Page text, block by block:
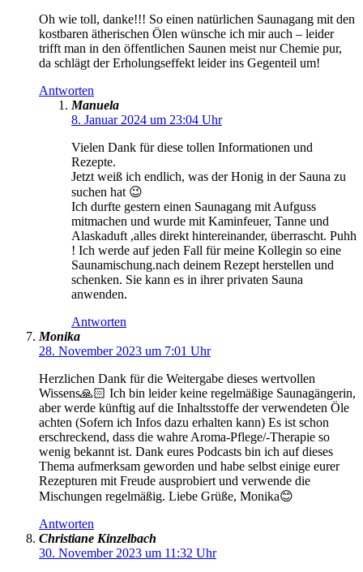
Oh wie toll, danke!!! So einen natürlichen Saunagang mit den
kostbaren ätherischen Ölen wünsche ich mir auch – leider
trifft man in den öffentlichen Saunen meist nur Chemie pur,
da schlägt der Erholungseffekt leider ins Gegenteil um!
Antworten
Manuela
8. Januar 2024 um 23:04 Uhr
Vielen Dank für diese tollen Informationen und
Rezepte.
Jetzt weiß ich endlich, was der Honig in der Sauna zu
suchen hat 😉
Ich durfte gestern einen Saunagang mit Aufguss
mitmachen und wurde mit Kaminfeuer, Tanne und
Alaskaduft ,alles direkt hintereinander, überrascht. Puhh
! Ich werde auf jeden Fall für meine Kollegin so eine
Saunamischung.nach deinem Rezept herstellen und
schenken. Sie kann es in ihrer privaten Sauna
anwenden.
Antworten
Monika
28. November 2023 um 7:01 Uhr
Herzlichen Dank für die Weitergabe dieses wertvollen
Wissens🙏🏻 Ich bin leider keine regelmäßige Saunagängerin,
aber werde künftig auf die Inhaltsstoffe der verwendeten Öle
achten (Sofern ich Infos dazu erhalten kann) Es ist schon
erschreckend, dass die wahre Aroma-Pflege/-Therapie so
wenig bekannt ist. Dank eures Podcasts bin ich auf dieses
Thema aufmerksam geworden und habe selbst einige eurer
Rezepturen mit Freude ausprobiert und verwende die
Mischungen regelmäßig. Liebe Grüße, Monika😊
Antworten
Christiane Kinzelbach
30. November 2023 um 11:32 Uhr